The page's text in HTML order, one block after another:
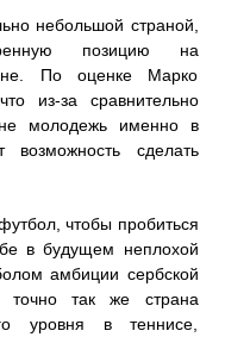
небольшой страной,
позицию на
По оценке Марко
из-за сравнительно
молодежь именно в
возможность сделать
чтобы пробиться
в будущем неплохой
амбиции сербской
точно так же страна
уровня в теннисе,